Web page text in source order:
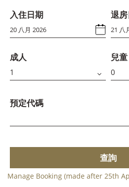
入住日期 退
成人 兒童
預定代碼
查詢
Manage Booking (made after 25th